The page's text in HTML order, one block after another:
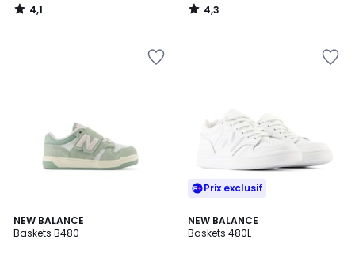
4,1
/
4,3
/
NEW BALANCE
Baskets B480
Prix exclusif
NEW BALANCE
Baskets 480L
4,4
/ 5